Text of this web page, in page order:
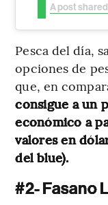
A post
Pesca del día,
opciones de
que, en
consigue a un
económico a
valores en
del blue).
#2- Fasano